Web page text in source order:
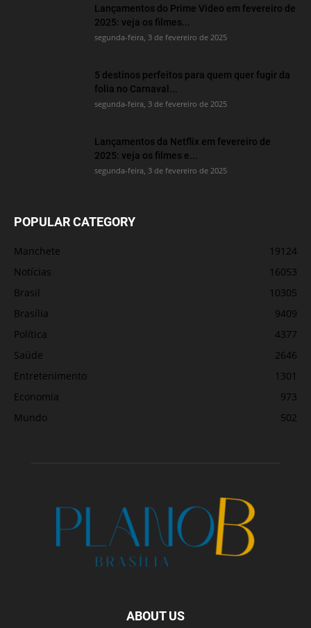
Lançamentos do Prime Video em fevereiro de
2025: veja os filmes...
segunda-feira, 3 de fevereiro de 2025
5 destinos perfeitos para quem quer fugir da
folia no Carnaval...
segunda-feira, 3 de fevereiro de 2025
Lançamentos da Netflix em fevereiro de
2025: veja os filmes e...
segunda-feira, 3 de fevereiro de 2025
POPULAR CATEGORY
Manchete
19124
Notícias
16053
Brasil
10305
Brasília
9409
Política
4377
Saúde
2646
Entretenimento
1301
Economia
973
Mundo
502
ABOUT US